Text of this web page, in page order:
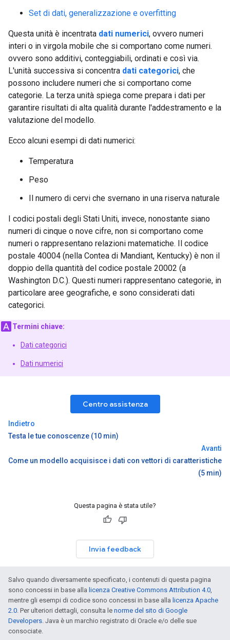
Set di dati, generalizzazione e overfitting
Questa unità è incentrata dati numerici, ovvero numeri
interi o in virgola mobile che si comportano come numeri.
ovvero sono additivi, conteggiabili, ordinati e così via.
L'unità successiva si concentra dati categorici, che
possono includere numeri che si comportano come
categorie. La terza unità spiega come prepara i dati per
garantire risultati di alta qualità durante l'addestramento e la
valutazione del modello.
Ecco alcuni esempi di dati numerici:
Temperatura
Peso
Il numero di cervi che svernano in una riserva naturale
I codici postali degli Stati Uniti, invece, nonostante siano
numeri di cinque o nove cifre, non si comportano come
numeri o rappresentano relazioni matematiche. Il codice
postale 40004 (nella Contea di Mandiant, Kentucky) è non il
doppio della quantità del codice postale 20002 (a
Washington D.C.). Questi numeri rappresentano categorie, in
particolare aree geografiche, e sono considerati dati
categorici.
Termini chiave:
Dati categorici
Dati numerici
Centro assistenza
Indietro
Testa le tue conoscenze (10 min)
Avanti
Come un modello acquisisce i dati con vettori di caratteristiche
(5 min)
Questa pagina è stata utile?
Invia feedback
Salvo quando diversamente specificato, i contenuti di questa pagina
sono concessi in base alla licenza Creative Commons Attribution 4.0,
mentre gli esempi di codice sono concessi in base alla licenza Apache
2.0. Per ulteriori dettagli, consulta le norme del sito di Google
Developers. Java è un marchio registrato di Oracle e/o delle sue
consociate.